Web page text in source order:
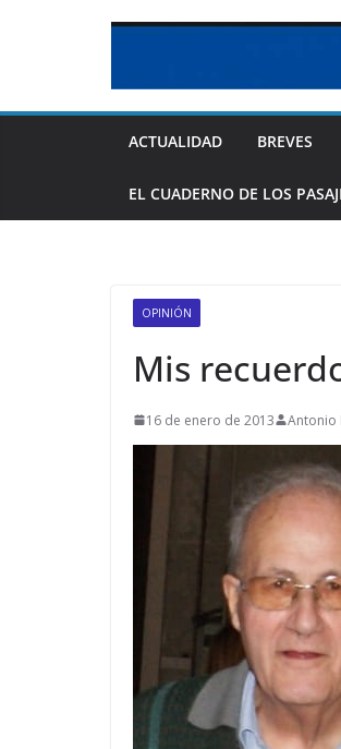
ACTUALIDAD BREVES
EL CUADERNO DE LOS
OPINIÓN
Mis
16 de enero de 2013 Antonio